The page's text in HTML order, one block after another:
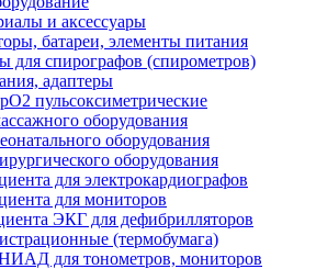
и аксессуары
батареи, элементы питания
для спирографов (спирометров)
адаптеры
пульсоксиметрические
оборудования
оборудования
оборудования
для электрокардиографов
для мониторов
ЭКГ для дефибрилляторов
(термобумага)
для тонометров, мониторов